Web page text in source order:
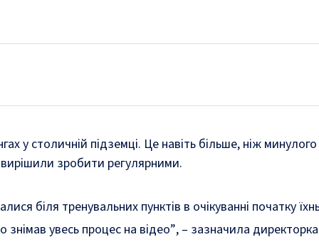
у столичній підземці. Це навіть більше, ніж
вирішили зробити регулярними.
біля тренувальних пунктів в очікуванні початку
увесь процес на відео”, – зазначила